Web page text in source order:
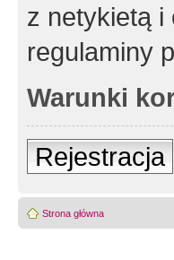
z netykietą i
regulaminy
Warunki
Rejestracja
Strona główna